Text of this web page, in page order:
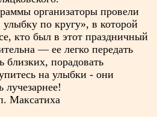
организаторы провели
по кругу», в которой
кто был в этот праздничный
— ее легко передать
близких, порадовать
на улыбки - они
Максатиха